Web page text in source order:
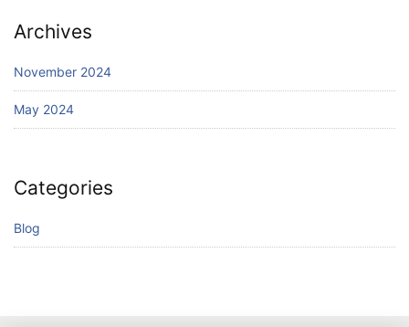
Archives
November 2024
May 2024
Categories
Blog